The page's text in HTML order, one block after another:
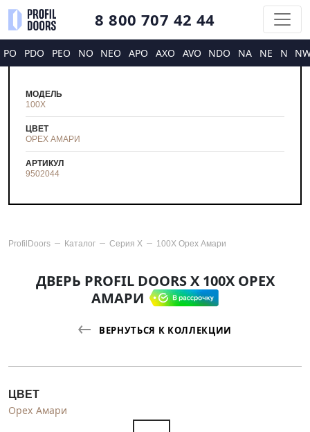
8 800 707 42 44
PO PDO PEO NO NEO APO AXO AVO NDO NA NE N
МОДЕЛЬ
100X
ЦВЕТ
ОРЕХ АМАРИ
АРТИКУЛ
9502044
ProfilDoors Каталог Серия X 100X Орех Амари
ДВЕРЬ PROFIL DOORS X 100X ОРЕХ
АМАРИ
ВЕРНУТЬСЯ К КОЛЛЕКЦИИ
ЦВЕТ
Орех Амари